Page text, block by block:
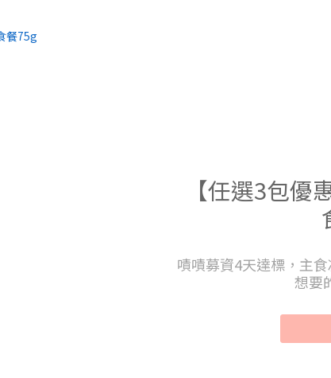
【任選3包優
嘖嘖募資4天達標，主
想要